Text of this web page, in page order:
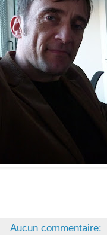
Aucun commentaire: